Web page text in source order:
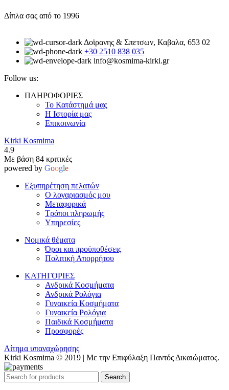
Δίπλα σας από το 1996
Δοϊρανης & Σπετσων, Καβαλα, 653 02
+30 2510 838 035
info@kosmima-kirki.gr
Follow us:
ΠΛΗΡΟΦΟΡΙΕΣ
Το Κατάστημά μας
Η Ιστορία μας
Επικοινωνία
Kirki Kosmima
4.9
Με βάση 84 κριτικές
powered by Google
Εξυπηρέτηση πελατών
Ο λογαριασμός μου
Μεταφορικά
Τρόποι πληρωμής
Υπηρεσίες
Νομικά θέματα
Όροι και προϋποθέσεις
Πολιτική Απορρήτου
ΚΑΤΗΓΟΡΙΕΣ
Ανδρικά Κοσμήματα
Ανδρικά Ρολόγια
Γυναικεία Κοσμήματα
Γυναικεία Ρολόγια
Παιδικά Κοσμήματα
Προσφορές
Αίτημα υπαναχώρησης
Kirki Kosmima © 2019 | Με την Επιφύλαξη Παντός Δικαιώματος.
Search